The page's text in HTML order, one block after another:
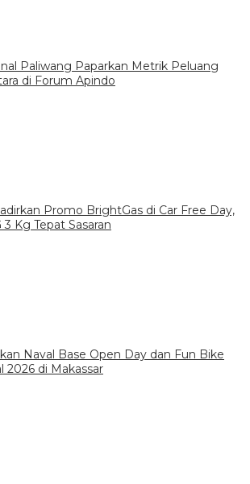
Paliwang Paparkan Metrik Peluang
di Forum Apindo
Promo BrightGas di Car Free Day,
Kg Tepat Sasaran
Naval Base Open Day dan Fun Bike
2026 di Makassar